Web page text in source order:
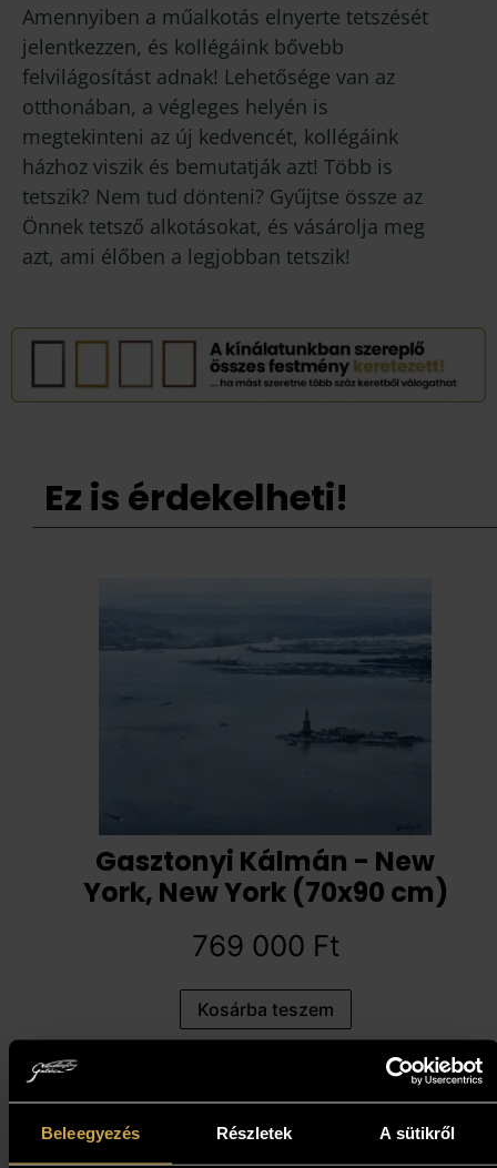
Beleegyezés Részletek A sütikről
Amennyiben a műalkotás elnyerte tetszését
jelentkezzen, és kollégáink bővebb
felvilágosítást adnak! Lehetősége van az
otthonában, a végleges helyén is
megtekinteni az új kedvencét, kollégáink
házhoz viszik és bemutatják azt! Több is
tetszik? Nem tud dönteni? Gyűjtse össze az
Önnek tetsző alkotásokat, és vásárolja meg
azt, ami élőben a legjobban tetszik!
Ez is érdekelheti!
Gasztonyi Kálmán - New
York, New York (70x90 cm)
769 000 Ft
Kosárba teszem